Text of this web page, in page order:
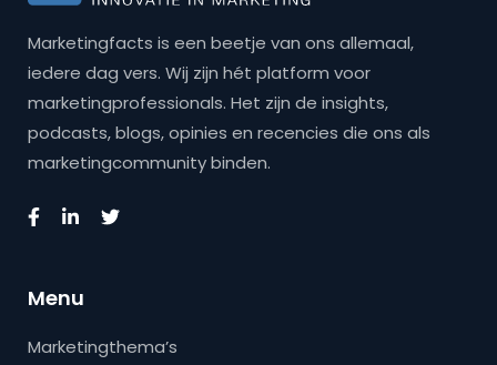
Marketingfacts is een beetje van ons allemaal,
iedere dag vers. Wij zijn hét platform voor
marketingprofessionals. Het zijn de insights,
podcasts, blogs, opinies en recencies die ons als
marketingcommunity binden.
Menu
Marketingthema’s